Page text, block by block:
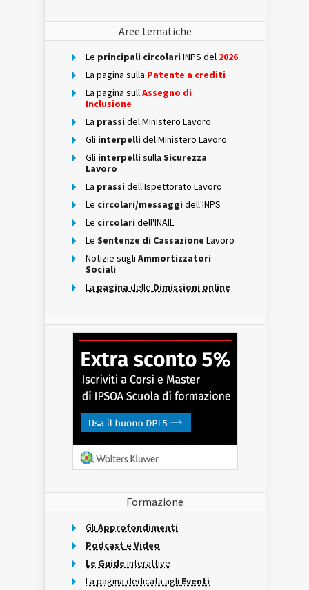
Aree tematiche
Le principali circolari INPS del 2026
La pagina sulla Patente a crediti
La pagina sull'Assegno di
Inclusione
La prassi del Ministero Lavoro
Gli interpelli del Ministero Lavoro
Gli interpelli sulla Sicurezza
Lavoro
La prassi dell'Ispettorato Lavoro
Le circolari/messaggi dell'INPS
Le circolari dell'INAIL
Le Sentenze di Cassazione Lavoro
Notizie sugli Ammortizzatori
Sociali
La pagina delle Dimissioni online
Formazione
Gli Approfondimenti
Podcast e Video
Le Guide interattive
La pagina dedicata agli Eventi